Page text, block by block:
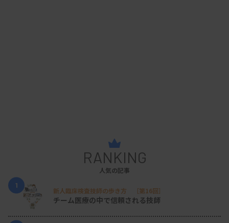
RANKING
人気の記事
1
新人臨床検査技師の歩き方 ［第16回］
チーム医療の中で信頼される技師